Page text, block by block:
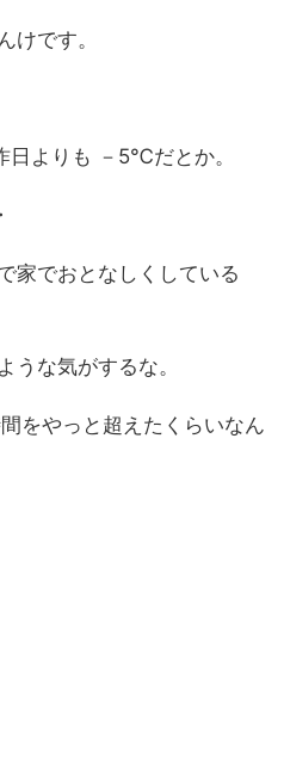
けです。
日よりも －5℃だとか。
家でおとなしくしている
うな気がするな。
をやっと超えたくらいなん